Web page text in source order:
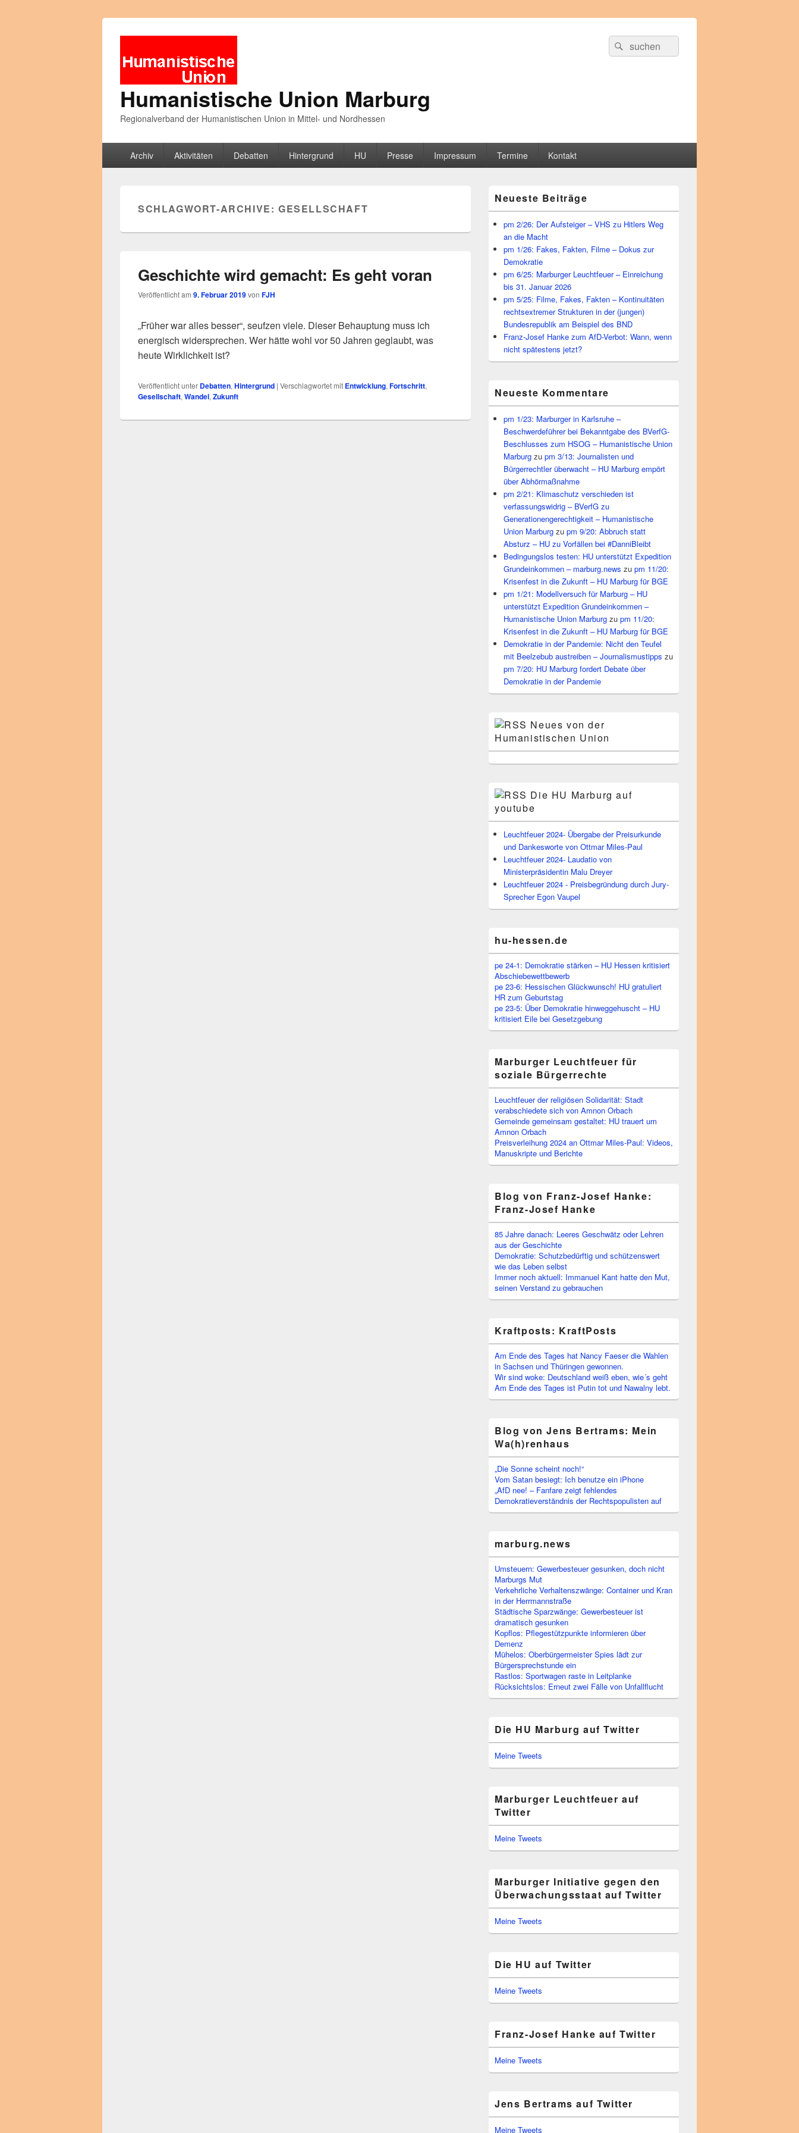
Humanistische Union Marburg
Regionalverband der Humanistischen Union in Mittel- und Nordhessen
Suche
nach:
Suchen
Archiv Aktivitäten Debatten Hintergrund HU Presse Impressum Termine Kontakt
SCHLAGWORT-ARCHIVE:GESELLSCHAFT
Geschichte wird gemacht: Es geht voran
Veröffentlicht am 9. Februar 2019von FJH
„Früher war alles besser“, seufzen viele. Dieser Behauptung muss ich
energisch widersprechen. Wer hätte wohl vor 50 Jahren geglaubt, was
heute Wirklichkeit ist?
Veröffentlicht unter Debatten, Hintergrund | Verschlagwortet mit Entwicklung, Fortschritt,
Gesellschaft, Wandel, Zukunft
Seitenleisten
Widget-
Bereich
Neueste Beiträge
pm 2/26: Der Aufsteiger – VHS zu Hitlers Weg
an die Macht
pm 1/26: Fakes, Fakten, Filme – Dokus zur
Demokratie
pm 6/25: Marburger Leuchtfeuer – Einreichung
bis 31. Januar 2026
pm 5/25: Filme, Fakes, Fakten – Kontinuitäten
rechtsextremer Strukturen in der (jungen)
Bundesrepublik am Beispiel des BND
Franz-Josef Hanke zum AfD-Verbot: Wann, wenn
nicht spätestens jetzt?
Neueste Kommentare
pm 1/23: Marburger in Karlsruhe –
Beschwerdeführer bei Bekanntgabe des BVerfG-
Beschlusses zum HSOG – Humanistische Union
Marburg zu pm 3/13: Journalisten und
Bürgerrechtler überwacht – HU Marburg empört
über Abhörmaßnahme
pm 2/21: Klimaschutz verschieden ist
verfassungswidrig – BVerfG zu
Generationengerechtigkeit – Humanistische
Union Marburg zu pm 9/20: Abbruch statt
Absturz – HU zu Vorfällen bei #DanniBleibt
Bedingungslos testen: HU unterstützt Expedition
Grundeinkommen – marburg.news zu pm 11/20:
Krisenfest in die Zukunft – HU Marburg für BGE
pm 1/21: Modellversuch für Marburg – HU
unterstützt Expedition Grundeinkommen –
Humanistische Union Marburg zu pm 11/20:
Krisenfest in die Zukunft – HU Marburg für BGE
Demokratie in der Pandemie: Nicht den Teufel
mit Beelzebub austreiben – Journalismustipps zu
pm 7/20: HU Marburg fordert Debate über
Demokratie in der Pandemie
Neues von der
Humanistischen Union
Die HU Marburg auf
youtube
Leuchtfeuer 2024- Übergabe der Preisurkunde
und Dankesworte von Ottmar Miles-Paul
Leuchtfeuer 2024- Laudatio von
Ministerpräsidentin Malu Dreyer
Leuchtfeuer 2024 - Preisbegründung durch Jury-
Sprecher Egon Vaupel
hu-hessen.de
pe 24-1: Demokratie stärken – HU Hessen kritisiert
Abschiebewettbewerb
pe 23-6: Hessischen Glückwunsch! HU gratuliert
HR zum Geburtstag
pe 23-5: Über Demokratie hinweggehuscht – HU
kritisiert Eile bei Gesetzgebung
Marburger Leuchtfeuer für
soziale Bürgerrechte
Leuchtfeuer der religiösen Solidarität: Stadt
verabschiedete sich von Amnon Orbach
Gemeinde gemeinsam gestaltet: HU trauert um
Amnon Orbach
Preisverleihung 2024 an Ottmar Miles-Paul: Videos,
Manuskripte und Berichte
Blog von Franz-Josef Hanke:
Franz-Josef Hanke
85 Jahre danach: Leeres Geschwätz oder Lehren
aus der Geschichte
Demokratie: Schutzbedürftig und schützenswert
wie das Leben selbst
Immer noch aktuell: Immanuel Kant hatte den Mut,
seinen Verstand zu gebrauchen
Kraftposts: KraftPosts
Am Ende des Tages hat Nancy Faeser die Wahlen
in Sachsen und Thüringen gewonnen.
Wir sind woke: Deutschland weiß eben, wie´s geht
Am Ende des Tages ist Putin tot und Nawalny lebt.
Blog von Jens Bertrams: Mein
Wa(h)renhaus
„Die Sonne scheint noch!“
Vom Satan besiegt: Ich benutze ein iPhone
„AfD nee! – Fanfare zeigt fehlendes
Demokratieverständnis der Rechtspopulisten auf
marburg.news
Umsteuern: Gewerbesteuer gesunken, doch nicht
Marburgs Mut
Verkehrliche Verhaltenszwänge: Container und Kran
in der Herrmannstraße
Städtische Sparzwänge: Gewerbesteuer ist
dramatisch gesunken
Kopflos: Pflegestützpunkte informieren über
Demenz
Mühelos: Oberbürgermeister Spies lädt zur
Bürgersprechstunde ein
Rastlos: Sportwagen raste in Leitplanke
Rücksichtslos: Erneut zwei Fälle von Unfallflucht
Die HU Marburg auf Twitter
Meine Tweets
Marburger Leuchtfeuer auf
Twitter
Meine Tweets
Marburger Initiative gegen den
Überwachungsstaat auf Twitter
Meine Tweets
Die HU auf Twitter
Meine Tweets
Franz-Josef Hanke auf Twitter
Meine Tweets
Jens Bertrams auf Twitter
Meine Tweets